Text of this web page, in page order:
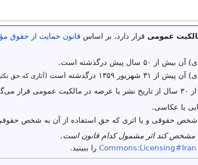
عمومی قرار دارد، بر اساس قانون حمایت از حقوق
۵۰ سال پیش درگذشته است.
شهریور ۱۳۵۹ درگذشته است
(آثاری که حق
یا عکاسی.
شخص حقوقی و یا اثری که حق استفاده از آن به شخص
مشخص کند اثر مشمول کدام قانون است.
Commons:Licensing#Iran را ببینید.